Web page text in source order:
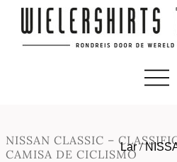
NISSAN CLASSIC –
CAMISA DE CICLISMO
Lar/